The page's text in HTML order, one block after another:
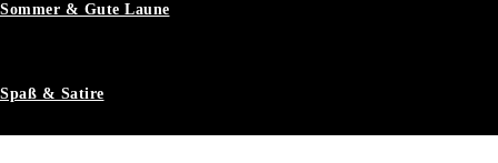
Sommer & Gute Laune
Spaß & Satire